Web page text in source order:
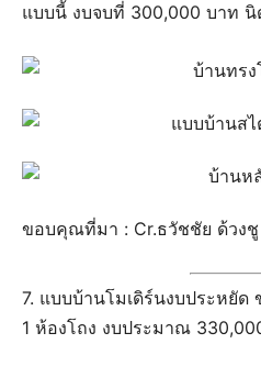
แบบนี้ งบจบที่ 300,000 บาท นิ
ขอบคุณที่มา : Cr.‎ธวัชชัย ด้วงชู
7. แบบบ้านโมเดิร์นงบประหยั
1 ห้องโถง งบประมาณ